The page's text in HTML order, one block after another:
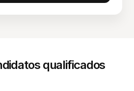
qualificados